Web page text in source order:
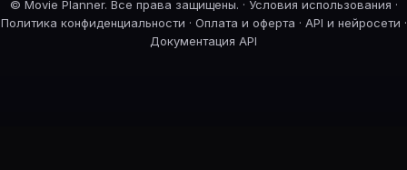
© Movie Planner. Все права защищены. · Условия использования ·
Политика конфиденциальности · Оплата и оферта · API и нейросети ·
Документация API